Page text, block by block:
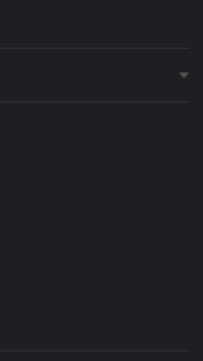
Key?
CD Key?